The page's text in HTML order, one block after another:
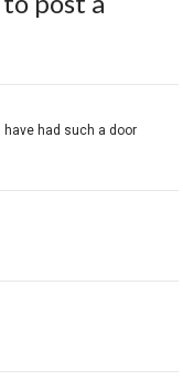
have had such a door